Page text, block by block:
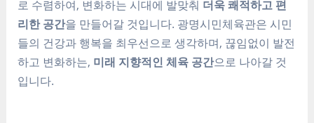
로 수렴하여, 변화하는 시대에 발맞춰 더욱 쾌적하고 편
리한 공간을 만들어갈 것입니다. 광명시민체육관은 시민
들의 건강과 행복을 최우선으로 생각하며, 끊임없이 발전
하고 변화하는, 미래 지향적인 체육 공간으로 나아갈 것
입니다.